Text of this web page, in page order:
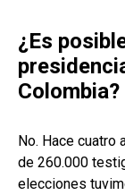
¿Es
Colombia?
No. Hace cuatro
de 260.000
elecciones